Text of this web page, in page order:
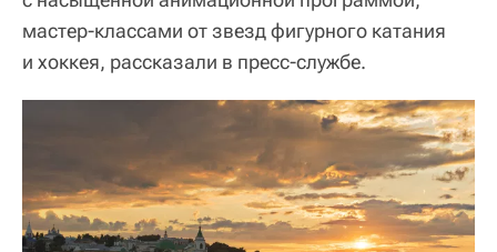
мастер-классами от звезд фигурного катания
и хоккея, рассказали в пресс-службе.